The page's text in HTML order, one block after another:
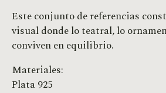
Este conjunto de referencias
visual donde lo teatral, lo
conviven en equilibrio.
Materiales:
Plata 925